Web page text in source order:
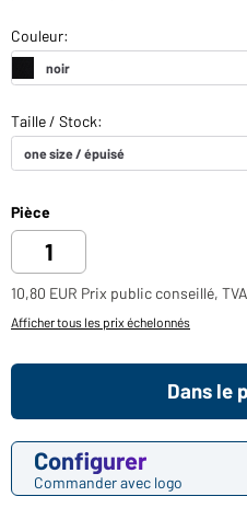
Pièce
10,80 EUR Prix public conseillé,
Afficher tous les prix échelonnés
Configurer
Commander avec logo
Dans le